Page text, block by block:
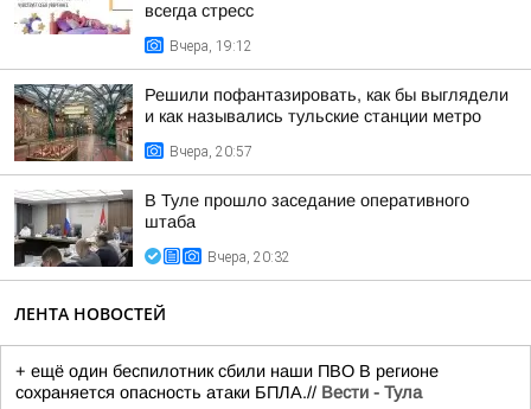
всегда стресс
Вчера, 19:12
Решили пофантазировать, как бы выглядели
и как назывались тульские станции метро
Вчера, 20:57
В Туле прошло заседание оперативного
штаба
Вчера, 20:32
ЛЕНТА НОВОСТЕЙ
+ ещё один беспилотник сбили наши ПВО В регионе
сохраняется опасность атаки БПЛА.// Вести - Тула